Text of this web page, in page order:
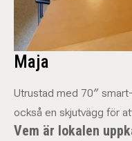
Maja
Utrustad med 70″
också en skjutvägg för
Vem är lokalen